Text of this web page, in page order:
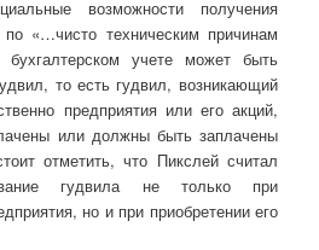
возможности получения
«…чисто техническим причинам
учете может быть
то есть гудвил, возникающий
предприятия или его акций,
или должны быть заплачены
отметить, что Пикслей считал
гудвила не только при
но и при приобретении его